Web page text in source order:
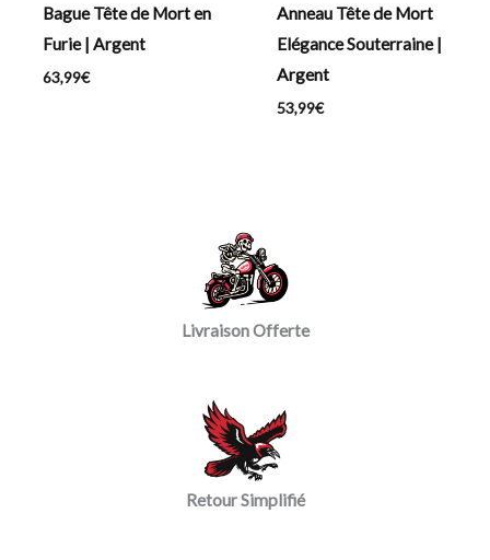
Bague Tête de Mort en
Furie | Argent
63,99€
Anneau Tête de Mort
Elégance Souterraine |
Argent
53,99€
Livraison Offerte
Retour Simplifié